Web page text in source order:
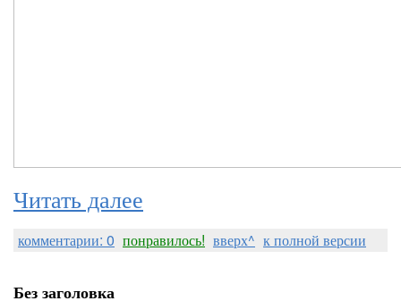
Читать далее
комментарии: 0 понравилось! вверх^ к полной версии
Без заголовка